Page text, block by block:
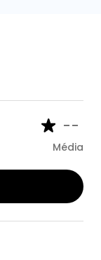
--
Média